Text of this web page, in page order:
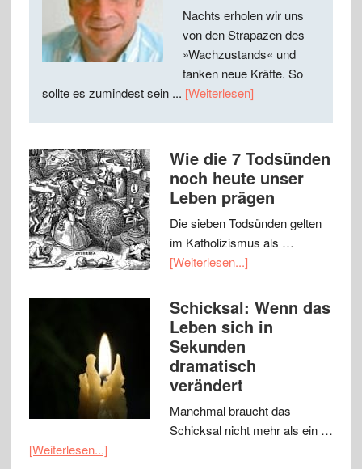
Nachts erholen wir uns
von den Strapazen des
»Wachzustands« und
tanken neue Kräfte. So
sollte es zumindest sein ... [Weiterlesen]
Wie die 7 Todsünden
noch heute unser
Leben prägen
Die sieben Todsünden gelten
im Katholizismus als …
[Weiterlesen...]
Schicksal: Wenn das
Leben sich in
Sekunden
dramatisch
verändert
Manchmal braucht das
Schicksal nicht mehr als ein …
[Weiterlesen...]